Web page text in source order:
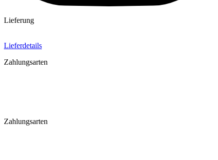
Lieferung
Lieferdetails
Zahlungsarten
Zahlungsarten